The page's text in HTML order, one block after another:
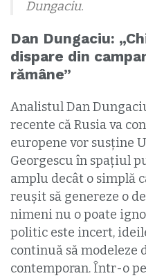
Dungaciu.
Dan Dungaciu:
dispare din
rămâne”
Analistul Dan
recente că Rusia va
europene vor susține
Georgescu în spațiul
amplu decât o simplă
reușit să genereze o
nimeni nu o poate
politic este incert,
continuă să modeleze
contemporan. Într-o